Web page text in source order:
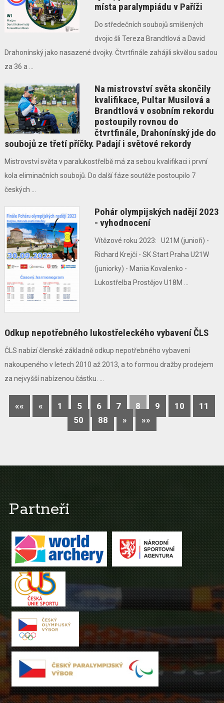
místa paralympiádu v Paříži
Do středečních soubojů smíšených
dvojic šli Tereza Brandtlová a David
Drahonínský jako nasazené dvojky. Čtvrtfinále zahájili skvělou sadou
za 36 a ...
Na mistrovství světa skončily
kvalifikace, Pultar Musilová a
Brandtlová v osobním rekordu
postoupily rovnou do
čtvrtfinále, Drahonínský jde do
soubojů ze třetí příčky. Padají i světové rekordy
Mistrovství světa v paralukostřelbě má za sebou kvalifikaci i první
kola eliminačních soubojů. Do další fáze soutěže postoupilo 7
českých ...
Pohár olympijských nadějí 2023
- vyhodnocení
Vítězové roku 2023: U21M (junioři) -
Richard Krejčí - SK Start Praha U21W
(juniorky) - Mariia Kovalenko -
Lukostřelba Prostějov U18M ...
Odkup nepotřebného lukostřeleckého vybavení ČLS
ČLS nabízí členské základně odkup nepotřebného vybavení
nakoupeného v letech 2010 až 2013, a to formou dražby prodejem
za nejvyšší nabízenou částku. ...
«« « 1 5 6 7 8 9 10
11
50
88 » »»
Partneři